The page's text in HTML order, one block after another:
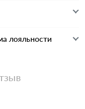
лояльности